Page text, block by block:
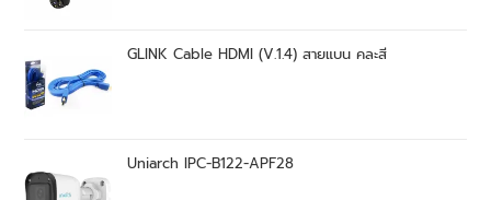
GLINK Cable HDMI (V.1.4) สายแบน คละสี
Uniarch IPC-B122-APF28